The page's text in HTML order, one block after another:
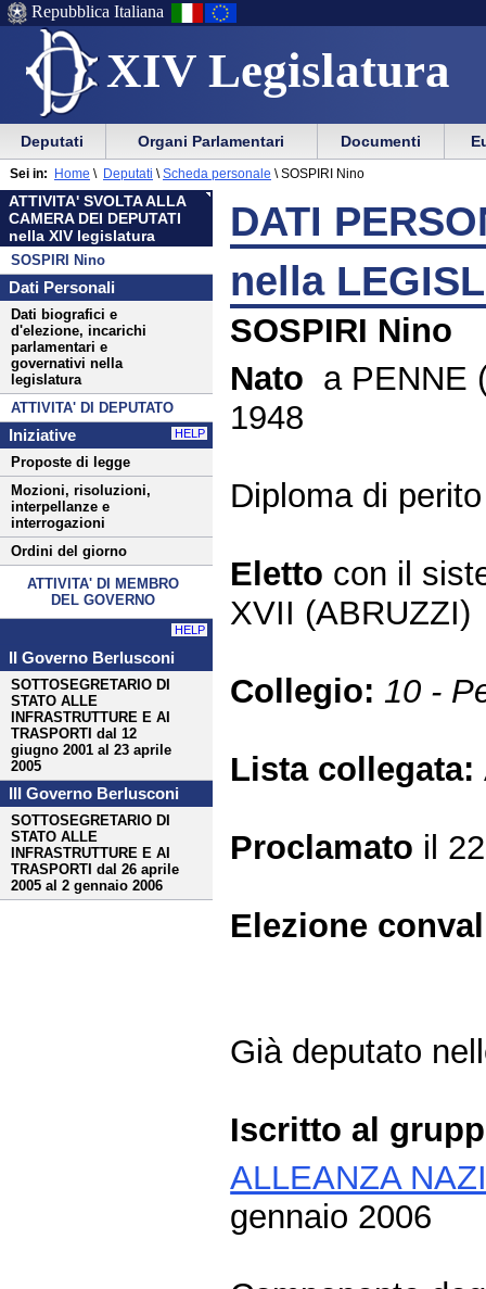
XIV Legislatura
Menu
di
ausilio
alla
navigazione
Vai
Menu
di
navigazione
principale
Repubblica Italiana
Menu
di
navigazione
principale
Vai
menu
di
sezione
Deputati Organi Parlamentari Documenti
ATTIVITA' SVOLTA ALLA
CAMERA DEI DEPUTATI
nella XIV legislatura
SOSPIRI Nino
Dati Personali
Dati biografici e
d'elezione, incarichi
parlamentari e
governativi nella
legislatura
ATTIVITA' DI DEPUTATO
Iniziative HELP
Proposte di legge
Mozioni, risoluzioni,
interpellanze e
interrogazioni
Ordini del giorno
ATTIVITA' DI MEMBRO
DEL GOVERNO
HELP
II Governo Berlusconi
SOTTOSEGRETARIO DI
STATO ALLE
INFRASTRUTTURE E AI
TRASPORTI dal 12
giugno 2001 al 23 aprile
2005
III Governo Berlusconi
SOTTOSEGRETARIO DI
STATO ALLE
INFRASTRUTTURE E AI
TRASPORTI dal 26 aprile
2005 al 2 gennaio 2006
Sei in: Home \ Deputati \ Scheda personale \ SOSPIRI Nino
DATI
nella
SOSPIRI Nino
Nato a PENNE
1948
Diploma di
Eletto con il
XVII (ABRUZZI)
Collegio: 10 -
Lista collegata:
Proclamato il
Elezione
Già deputato
Iscritto al
ALLEANZA
gennaio 2006